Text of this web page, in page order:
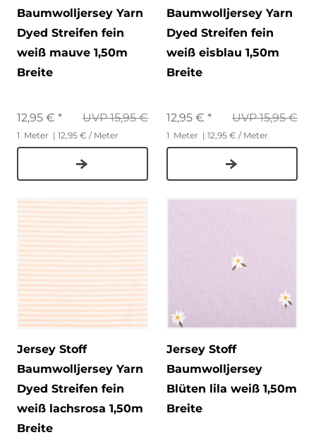
Baumwolljersey Yarn
Dyed Streifen fein
weiß mauve 1,50m
Breite
UVP 15,95 €
12,95 € *
1 Meter | 12,95 € / Meter
Baumwolljersey Yarn
Dyed Streifen fein
weiß eisblau 1,50m
Breite
UVP 15,95 €
12,95 € *
1 Meter | 12,95 € / Meter
Jersey Stoff
Baumwolljersey Yarn
Dyed Streifen fein
weiß lachsrosa 1,50m
Breite
Jersey Stoff
Baumwolljersey
Blüten lila weiß 1,50m
Breite